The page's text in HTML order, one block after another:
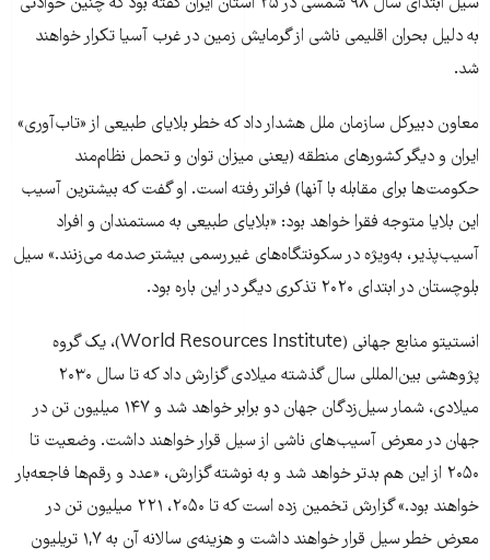
به دلیل بحران اقلیمی ناشی از گرمایش زمین در غرب آسیا تکرار خواهند
شد.
معاون دبیرکل سازمان ملل هشدار داد که خطر بلایای طبیعی از «تاب‌آوری»
ایران و دیگر کشورهای منطقه (یعنی میزان توان و تحمل نظام‌مند
حکومت‌ها برای مقابله با آنها) فراتر رفته است. او گفت که بیشترین آسیب
این بلایا متوجه فقرا خواهد بود: «بلایای طبیعی به مستمندان و افراد
آسیب‌پذیر، به‌ویژه در سکونتگاه‌های غیررسمی بیشتر صدمه می‌زنند.» سیل
بلوچستان در ابتدای ۲۰۲۰ تذکری دیگر در این باره بود.
انستیتو منابع جهانی (World Resources Institute)، یک گروه
پژوهشی بین‌المللی سال گذشته میلادی گزارش داد که تا سال ۲۰۳۰
میلادی، شمار سیل‌زدگان جهان دو برابر خواهد شد و ۱۴۷ میلیون تن در
جهان در معرض آسیب‌های ناشی از سیل قرار خواهند داشت. وضعیت تا
۲۰۵۰ از این هم بدتر خواهد شد و به نوشته گزارش، «عدد و رقم‌ها فاجعه‌بار
خواهند بود.» گزارش تخمین زده است که تا ۲۰۵۰، ۲۲۱ میلیون تن در
معرض خطر سیل قرار خواهند داشت و هزینه‌ی سالانه آن به ۱,۷ تریلیون